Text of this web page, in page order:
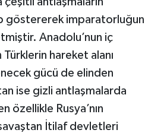
göstererek imparatorluğun
Anadolu’nun iç
Türklerin hareket alanı
gücü de elinden
ise gizli antlaşmalarda
özellikle Rusya’nın
İtilaf devletleri